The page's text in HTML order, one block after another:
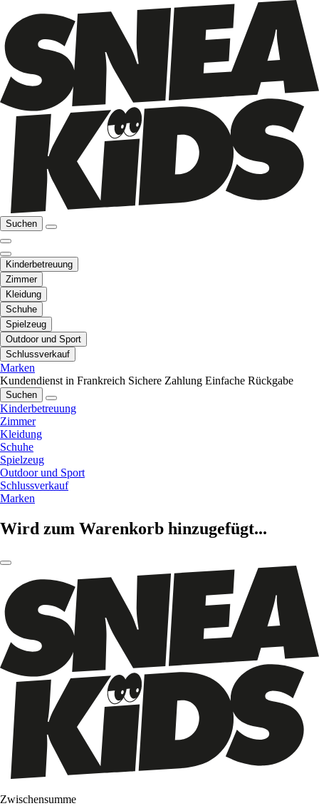
Suchen
Kinderbetreuung
Zimmer
Kleidung
Schuhe
Spielzeug
Outdoor und Sport
Schlussverkauf
Marken
Kundendienst in Frankreich Sichere Zahlung Einfache Rückgabe
Suchen
Kinderbetreuung
Zimmer
Kleidung
Schuhe
Spielzeug
Outdoor und Sport
Schlussverkauf
Marken
Wird zum Warenkorb hinzugefügt...
Zwischensumme